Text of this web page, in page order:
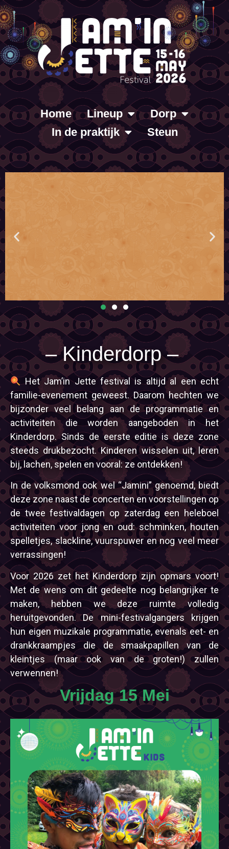
Home Lineup
Dorp
In de praktijk
Steun
Programmation musicale complète
La Zam et la Zette vont vous en faire voir de toutes les couleurs avec
les quinze artistes annoncés !
Lineup
– Kinderdorp –
Het Jam’in Jette festival is altijd al een echt
familie-evenement geweest. Daarom hechten we
bijzonder veel belang aan de programmatie en
activiteiten die worden aangeboden in het
Kinderdorp. Sinds de eerste editie is deze zone
steeds drukbezocht. Kinderen wisselen uit, leren
bij, lachen, spelen en vooral: ze ontdekken!
In de volksmond ook wel “Jamini” genoemd, biedt
deze zone naast de concerten en voorstellingen op
de twee festivaldagen op zaterdag een heleboel
activiteiten voor jong en oud: schminken, houten
spelletjes, slackline, vuurspuwer en nog veel meer
verrassingen!
Voor 2026 zet het Kinderdorp zijn opmars voort!
Met de wens om dit gedeelte nog belangrijker te
maken, hebben we deze ruimte volledig
heruitgevonden. De mini-festivalgangers krijgen
hun eigen muzikale programmatie, evenals eet- en
drankkraampjes die de smaakpapillen van de
kleintjes (maar ook van de groten!) zullen
verwennen!
Vrijdag 15 Mei